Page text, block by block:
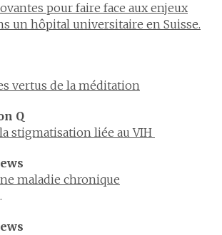
pour faire face aux enjeux
un hôpital universitaire en Suisse.
vertus de la méditation
Q
stigmatisation liée au VIH
maladie chronique
.